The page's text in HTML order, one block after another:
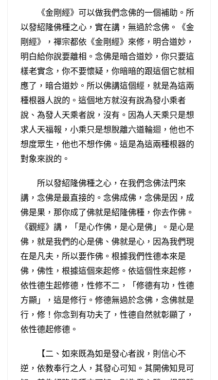
《金剛經》可以做我們念佛的一個補助。所
以發紹隆佛種之心，實在講，無過於念佛。《金
剛經》，禪宗都依《金剛經》來修，明合道妙，
明白給你說要離相。念佛是暗合道妙，你只要這
樣老實念，你不要懷疑，你暗暗的跟這個它就相
應了，暗合道妙。所以佛講這個經，就是為這兩
種根器人說的。這個地方就沒有說為發小乘者
說、為發人天乘者說，沒有。因為人天乘只是想
求人天福報，小乘只是想脫離六道輪迴，他也不
想度眾生，他也不想作佛。這是為這兩種根器的
對象來說的。
所以發紹隆佛種之心，在我們念佛法門來
講，念佛是最直接的。念佛成佛，念佛是因，成
佛是果，那你成了佛就是紹隆佛種，你去作佛。
《觀經》講，「是心作佛，是心是佛」。是心是
佛，就是我們的心是佛、佛就是心，因為我們現
在是凡夫，所以要作佛。根據我們性德本來是
佛，佛性，根據這個來起修。依這個性來起修，
依性德生起修德，性修不二，「修德有功，性德
方顯」，這是修行。修德無過於念佛，念佛就是
行，修！你念到有功夫了，性德自然就彰顯了，
依性德起修德。
【二、如來既為如是發心者說，則信心不
逆，依教奉行之人，其發心可知。其開佛知見可